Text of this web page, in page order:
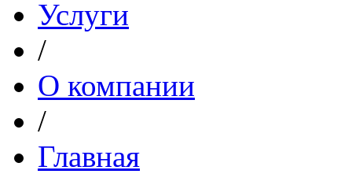
Услуги
/
О компании
/
Главная